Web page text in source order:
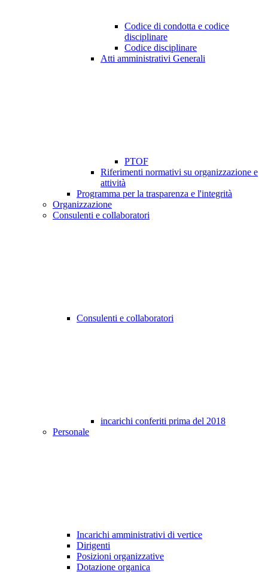
Codice di condotta e codice
disciplinare
Codice disciplinare
Atti amministrativi Generali
PTOF
Riferimenti normativi su organizzazione e
attività
Programma per la trasparenza e l'integrità
Organizzazione
Consulenti e collaboratori
Consulenti e collaboratori
incarichi conferiti prima del 2018
Personale
Incarichi amministrativi di vertice
Dirigenti
Posizioni organizzative
Dotazione organica